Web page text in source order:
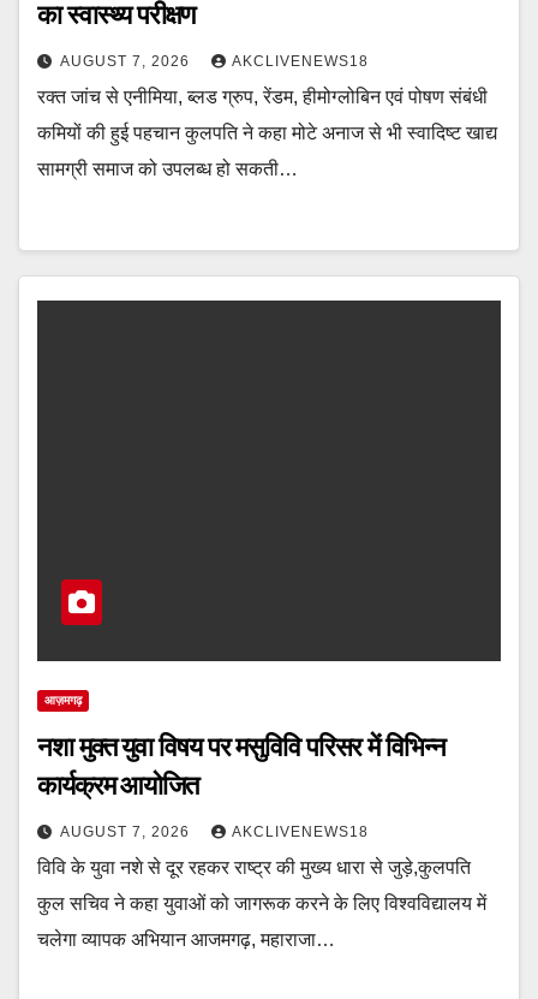
का स्वास्थ्य परीक्षण
AUGUST 7, 2026 AKCLIVENEWS18
रक्त जांच से एनीमिया, ब्लड ग्रुप, रेंडम, हीमोग्लोबिन एवं पोषण संबंधी
कमियों की हुई पहचान कुलपति ने कहा मोटे अनाज से भी स्वादिष्ट खाद्य
सामग्री समाज को उपलब्ध हो सकती…
आज़मगढ़
नशा मुक्त युवा विषय पर मसुविवि परिसर में विभिन्न
कार्यक्रम आयोजित
AUGUST 7, 2026 AKCLIVENEWS18
विवि के युवा नशे से दूर रहकर राष्ट्र की मुख्य धारा से जुड़े,कुलपति
कुल सचिव ने कहा युवाओं को जागरूक करने के लिए विश्वविद्यालय में
चलेगा व्यापक अभियान आजमगढ़, महाराजा…